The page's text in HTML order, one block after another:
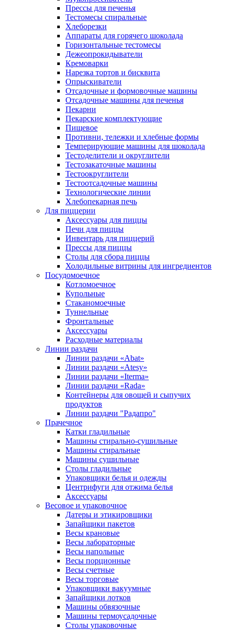
Прессы для печенья
Тестомесы спиральные
Хлеборезки
Аппараты для горячего шоколада
Горизонтальные тестомесы
Дежеопрокидыватели
Кремоварки
Нарезка тортов и бисквита
Опрыскиватели
Отсадочные и формовочные машины
Отсадочные машины для печенья
Пекарни
Пекарские комплектующие
Пищевое
Противни, тележки и хлебные формы
Темперирующие машины для шоколада
Тестоделители и округлители
Тестозакаточные машины
Тестоокруглители
Тестоотсадочные машины
Технологические линии
Хлебопекарная печь
Для пиццерии
Аксессуары для пиццы
Печи для пиццы
Инвентарь для пиццерий
Прессы для пиццы
Столы для сбора пиццы
Холодильные витрины для ингредиентов
Посудомоечное
Котломоечное
Купольные
Стаканомоечные
Туннельные
Фронтальные
Аксессуары
Расходные материалы
Линии раздачи
Линии раздачи «Abat»
Линии раздачи «Atesy»
Линии раздачи «Iterma»
Линии раздачи «Rada»
Контейнеры для овощей и сыпучих
продуктов
Линии раздачи "Радапро"
Прачечное
Катки гладильные
Машины стирально-сушильные
Машины стиральные
Машины сушильные
Столы гладильные
Упаковщики белья и одежды
Центрифуги для отжима белья
Аксессуары
Весовое и упаковочное
Датеры и этикировщики
Запайщики пакетов
Весы крановые
Весы лабораторные
Весы напольные
Весы порционные
Весы счетные
Весы торговые
Упаковщики вакуумные
Запайщики лотков
Машины обвязочные
Машины термоусадочные
Столы упаковочные